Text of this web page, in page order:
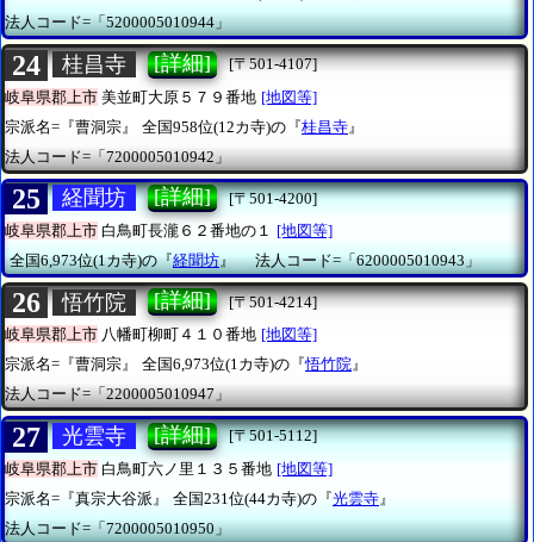
法人コード=「5200005010944」
24 桂昌寺 [詳細]
[〒501-4107]
岐阜県郡上市 美並町大原５７９番地 [地図等]
宗派名=『曹洞宗』
全国958位(12カ寺)の『桂昌寺 』
法人コード=「7200005010942」
25 経聞坊 [詳細]
[〒501-4200]
岐阜県郡上市 白鳥町長瀧６２番地の１
[地図等]
全国6,973位(1カ寺)の『経聞坊』 法人コード=「6200005010943」
26 悟竹院 [詳細]
[〒501-4214]
岐阜県郡上市 八幡町柳町４１０番地 [地図等]
宗派名=『曹洞宗』
全国6,973位(1カ寺)の『悟竹院』
法人コード=「2200005010947」
27 光雲寺 [詳細]
[〒501-5112]
岐阜県郡上市 白鳥町六ノ里１３５番地 [地図等]
宗派名=『真宗大谷派』
全国231位(44カ寺)の『光雲寺 』
法人コード=「7200005010950」